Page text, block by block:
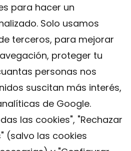
para hacer un
Solo usamos
terceros, para mejorar
proteger tu
personas nos
suscitan más interés,
de Google.
las cookies", "Rechazar
(salvo las cookies